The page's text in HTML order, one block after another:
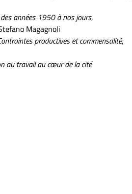
années 1950 à nos jours,
Magagnoli
productives et commensalité,
au travail au cœur de la cité